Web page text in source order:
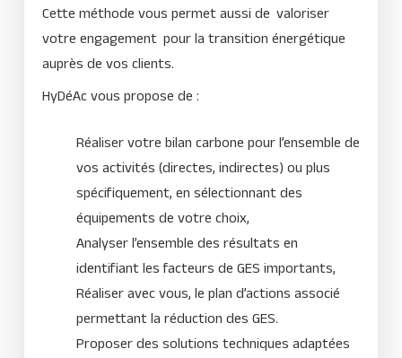
Cette méthode vous permet aussi de valoriser
votre engagement pour la transition énergétique
auprès de vos clients.
HyDéAc vous propose de :
Réaliser votre bilan carbone pour l’ensemble de
vos activités (directes, indirectes) ou plus
spécifiquement, en sélectionnant des
équipements de votre choix,
Analyser l’ensemble des résultats en
identifiant les facteurs de GES importants,
Réaliser avec vous, le plan d’actions associé
permettant la réduction des GES.
Proposer des solutions techniques adaptées